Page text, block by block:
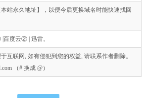
站永久地址】，以便今后更换域名时能快速找回
度云② | 迅雷。
互联网, 如有侵犯到您的权益, 请联系作者删除。
（# 换成 @）